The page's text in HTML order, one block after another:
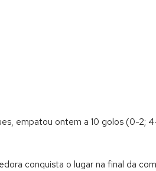
empatou ontem a 10 golos (0-
conquista o lugar na final da